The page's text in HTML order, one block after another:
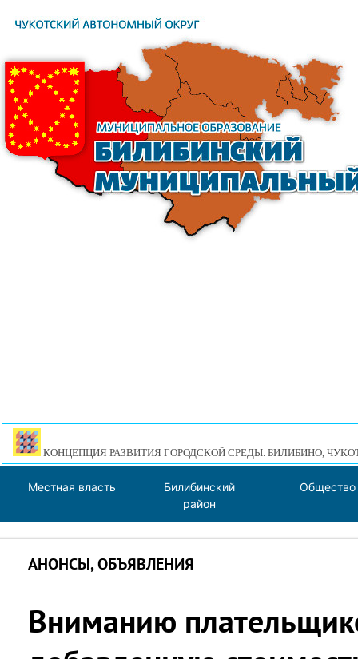
КОНЦЕПЦИЯ РАЗВИТИЯ ГОРОДСКОЙ СРЕДЫ. БИЛИБИНО,
Местная власть
Билибинский
район
Общество
АНОНСЫ, ОБЪЯВЛЕНИЯ
Вниманию